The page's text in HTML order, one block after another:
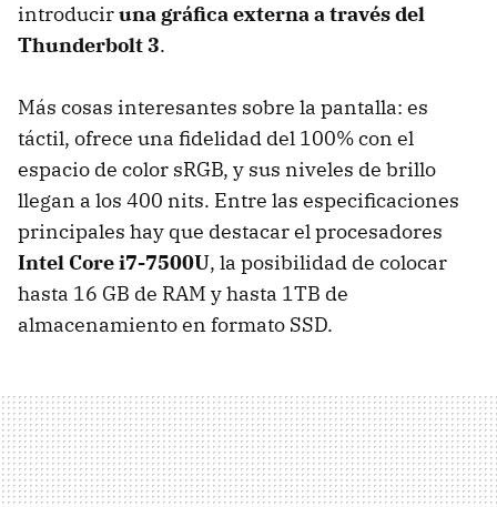
introduciruna gráfica externa a través del
Thunderbolt 3.
Más cosas interesantes sobre la pantalla: es
táctil, ofrece una fidelidad del 100% con el
espacio de color sRGB, y sus niveles de brillo
llegan a los 400 nits. Entre las especificaciones
principales hay que destacar el procesadores
Intel Core i7-7500U, la posibilidad de colocar
hasta 16 GB de RAM y hasta 1TB de
almacenamiento en formato SSD.